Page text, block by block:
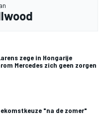
zege in Hongarije
Mercedes zich geen zorgen
"na de zomer"